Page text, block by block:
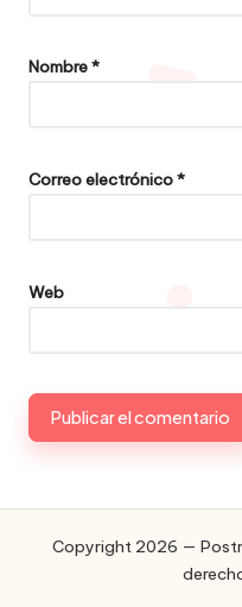
Nombre*
Correo electrónico*
Web
Copyright 2026 —